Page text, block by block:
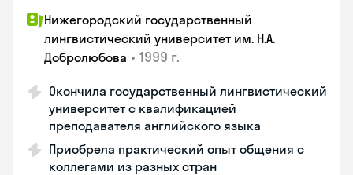
Нижегородский государственный
лингвистический университет им. Н.А.
Добролюбова • 1999 г.
Окончила государственный лингвистический
университет с квалификацией
преподавателя английского языка
Приобрела практический опыт общения с
коллегами из разных стран